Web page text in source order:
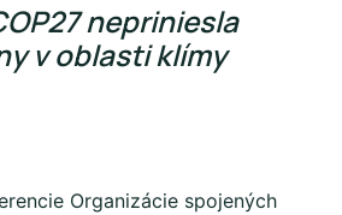
nepriniesla
v oblasti klímy
Organizácie spojených